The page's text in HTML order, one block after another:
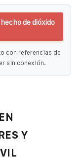
de dióxido
con referencias de
sin conexión.
Y